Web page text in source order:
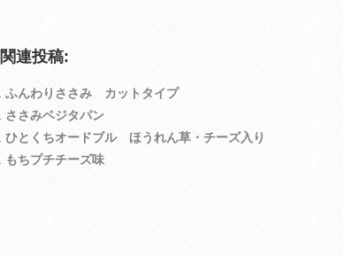
関連投稿:
ふんわりささみ カットタイプ
ささみベジタパン
ひとくちオードブル ほうれん草・チーズ入り
もちプチチーズ味